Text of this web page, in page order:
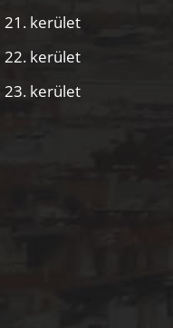
21. kerület
22. kerület
23. kerület